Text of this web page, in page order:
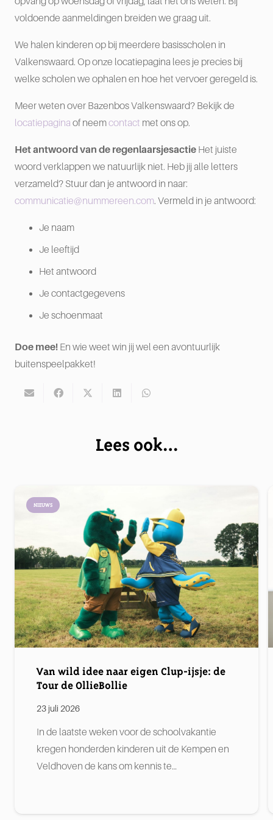
voldoende aanmeldingen breiden we graag uit.
We halen kinderen op bij meerdere basisscholen in
Valkenswaard. Op onze locatiepagina lees je precies bij
welke scholen we ophalen en hoe het vervoer geregeld is.
Meer weten over Bazenbos Valkenswaard? Bekijk de
locatiepagina of neemcontact met ons op.
Het antwoord van de regenlaarsjesactie Het juiste
woord verklappen we natuurlijk niet. Heb jij alle letters
verzameld? Stuur dan je antwoord in naar:
communicatie@nummereen.com. Vermeld in je antwoord:
Je naam
Je leeftijd
Het antwoord
Je contactgegevens
Je schoenmaat
Doe mee! En wie weet win jij wel een avontuurlijk
buitenspeelpakket!
Lees ook…
NIEUWS
Van wild idee naar eigen Clup-ijsje: de
Tour de OllieBollie
23 juli 2026
In de laatste weken voor de schoolvakantie
kregen honderden kinderen uit de Kempen en
Veldhoven de kans om kennis te…